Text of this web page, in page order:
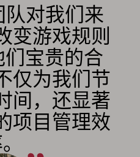
队对我们来
变游戏规则
宝贵的合
仅为我们节
间，还显著
项目管理效